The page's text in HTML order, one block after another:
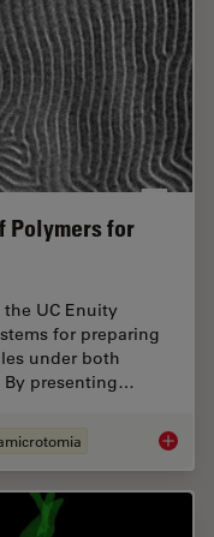
Polymers for
UC Enuity
for preparing
under both
By presenting…